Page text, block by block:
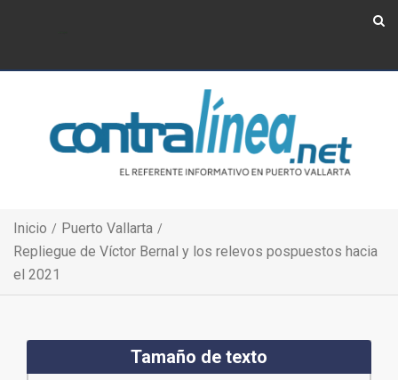
Inicio
Puerto Vallarta
Repliegue de Víctor Bernal y los relevos pospuestos hacia
el 2021
Tamaño de texto